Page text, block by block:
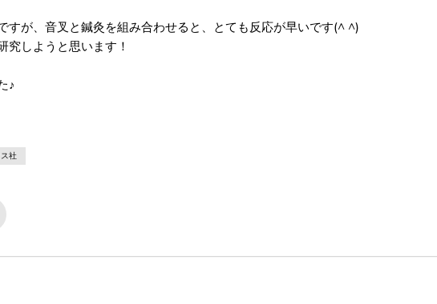
が、 音叉と鍼灸を組み合わせると、とても反応が早いです(^ ^)
究しようと思います！
♪
社